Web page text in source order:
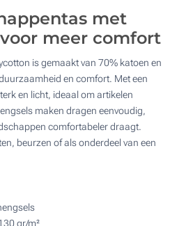
met
meer comfort
is gemaakt van 70% katoen en
en comfort. Met een
en licht, ideaal om artikelen
maken dragen eenvoudig,
comfortabeler draagt.
beurzen of als onderdeel van een
gr/m²